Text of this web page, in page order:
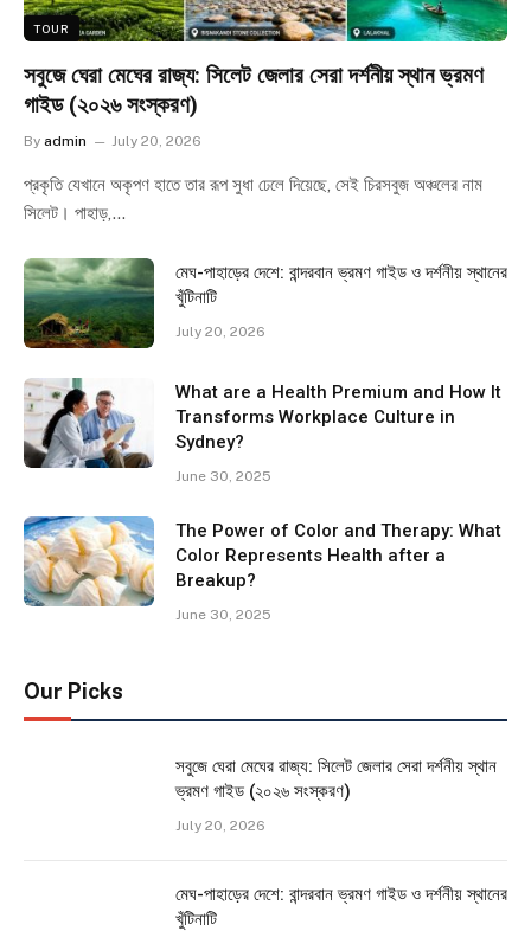
TOUR
সবুজে ঘেরা মেঘের রাজ্য: সিলেট জেলার সেরা দর্শনীয় স্থান ভ্রমণ
গাইড (২০২৬ সংস্করণ)
By admin July 20, 2026
প্রকৃতি যেখানে অকৃপণ হাতে তার রূপ সুধা ঢেলে দিয়েছে, সেই চিরসবুজ অঞ্চলের নাম
সিলেট। পাহাড়,…
মেঘ-পাহাড়ের দেশে: বান্দরবান ভ্রমণ গাইড ও দর্শনীয় স্থানের
খুঁটিনাটি
July 20, 2026
What are a Health Premium and How It
Transforms Workplace Culture in
Sydney?
June 30, 2025
The Power of Color and Therapy: What
Color Represents Health after a
Breakup?
June 30, 2025
Our Picks
সবুজে ঘেরা মেঘের রাজ্য: সিলেট জেলার সেরা দর্শনীয় স্থান
ভ্রমণ গাইড (২০২৬ সংস্করণ)
July 20, 2026
মেঘ-পাহাড়ের দেশে: বান্দরবান ভ্রমণ গাইড ও দর্শনীয় স্থানের
খুঁটিনাটি